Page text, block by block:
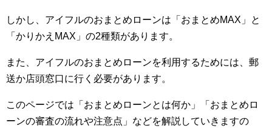
しかし、アイフルのおまとめローンは「おまとめMAX」と
「かりかえMAX」の2種類があります。
また、アイフルのおまとめローンを利用するためには、郵
送か店頭窓口に行く必要があります。
このページでは「おまとめローンとは何か」「おまとめロ
ーンの審査の流れや注意点」などを解説していきますの